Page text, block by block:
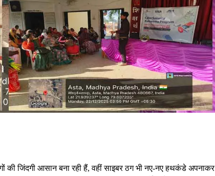
की जिंदगी आसान बना रही हैं, वहीं साइबर ठग भी नए-नए हथकंडे अपनाकर